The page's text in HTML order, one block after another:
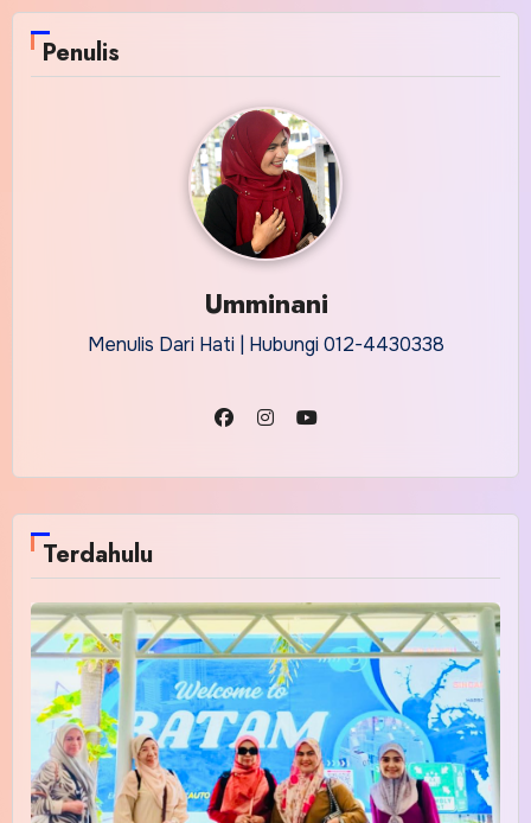
Penulis
Umminani
Menulis Dari Hati | Hubungi 012-4430338
Terdahulu